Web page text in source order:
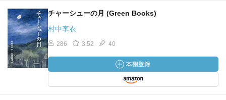
チャーシューの月 (Green Books)
村中李衣
286 3.52 40